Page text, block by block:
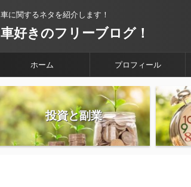
車に関するネタを紹介します！
車好きのフリーブログ！
ホーム プロフィール
投資と副業